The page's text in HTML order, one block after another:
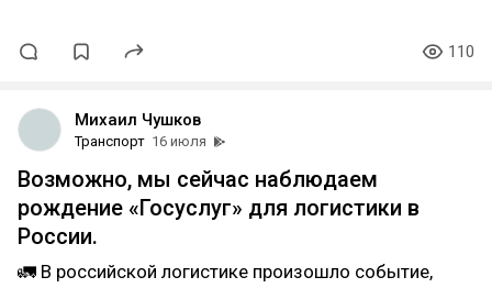
110
Михаил Чушков
Транспорт 16 июля
Возможно, мы сейчас наблюдаем
рождение «Госуслуг» для логистики в
России.
🚛 В российской логистике произошло событие,